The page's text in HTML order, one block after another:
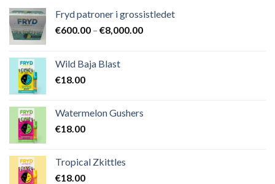
Fryd patroner i grossistledet
€600.00 – €8,000.00Prisintervall:
Wild Baja Blast
€18.00
Watermelon Gushers
€18.00
Tropical Zkittles
€18.00